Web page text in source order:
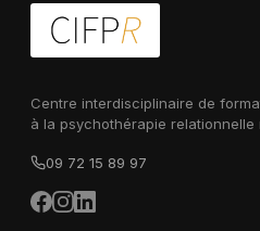
Centre interdisciplinaire de
à la psychothérapie relationnelle
09 72 15 89 97